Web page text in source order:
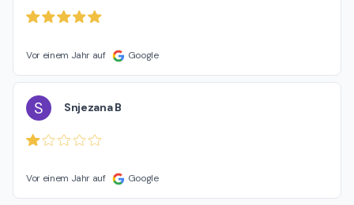
Vor einem Jahr auf Google
S Snjezana B
Vor einem Jahr auf Google